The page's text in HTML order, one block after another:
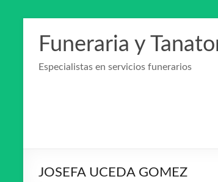
contenido
Funeraria y
Especialistas en servicios funerarios
JOSEFA UCEDA GOMEZ